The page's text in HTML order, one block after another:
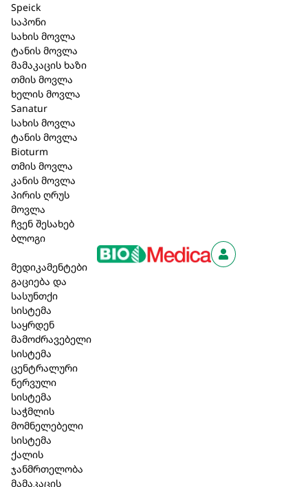
Speick
საპონი
სახის მოვლა
ტანის მოვლა
მამაკაცის ხაზი
თმის მოვლა
ხელის მოვლა
Sanatur
სახის მოვლა
ტანის მოვლა
Bioturm
თმის მოვლა
კანის მოვლა
პირის ღრუს
მოვლა
ჩვენ შესახებ
ბლოგი
მედიკამენტები
გაციება და
სასუნთქი
სისტემა
საყრდენ
მამოძრავებელი
სისტემა
ცენტრალური
ნერვული
სისტემა
საჭმლის
მომნელებელი
სისტემა
ქალის
ჯანმრთელობა
მამაკაცის
აღწერა
Bioturm – შამპუნი ლოტოსის ეფექტით 200 მლ.
(137B) :
აბრეშუმისებური ბზინვარება და დატენიანება
მშრალი და მტვრევადი თმისთვის.
Bioturm – თმის აღმდგენი ნიღაბი “Lotuseffect” 150
მლ. (139) :
თმის ტიპი: მშრალი, მტვრევადი, დაზიანებული და
ხვეული თმისთვის. ინტენსიური თმის აღმდგენი
ნიღაბი ავსებს, ატენიანებს და კვებავს თმას Lotus-
Effect ხაზის მეშვეობით.
Bioturm – თმის პასტა 110 მლ. (615) :
ფუტკრისა და კარნაუბის ცვილი თმის სტრუქტურას
ხანგრძლივად ინარჩუნებს.მისი აბრეშუმისებრი
ეფექტი განსაკუთრებით შესაფერისია მოკლე
თმისთვის და უზრუნველყოფს ბუნებრივ და
მოვლილ იერს. 42,20 ₾